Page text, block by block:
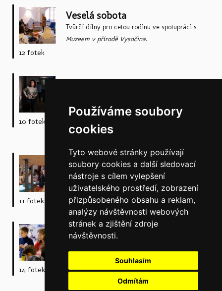
Používáme soubory
cookies
Tyto webové stránky používají
soubory cookies a další sledovací
nástroje s cílem vylepšení
uživatelského prostředí, zobrazení
přizpůsobeného obsahu a reklam,
analýzy návštěvnosti webových
stránek a zjištění zdroje
návštěvnosti.
Souhlasím
Odmítám
12 fotek
Veselá sobota
Tvůrčí dílny pro celou rodinu ve spolupráci s
Muzeem v přírodě Vysočina.
10 fotek
Loutkářský svátek oslaven dvěmi
komentovanými prohlídky s kurátorkou Lucií
Holanou.
11 fotek
O Jankovi a jeho výdělcích
O Jankovi dobrém jako čerstvý chléb, jen do
práce se mu moc nechce.
14 fotek
Jarní prázdniny v muzeu
Ukrajiny bydlící v Chrudimi.